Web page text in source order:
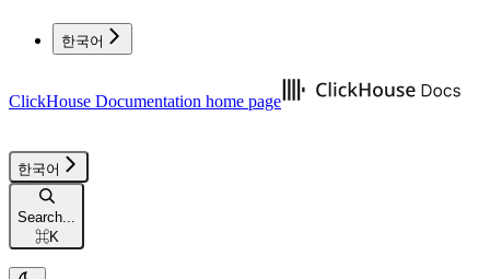
한국어
ClickHouse Documentation home page
한국어
Search...
⌘K